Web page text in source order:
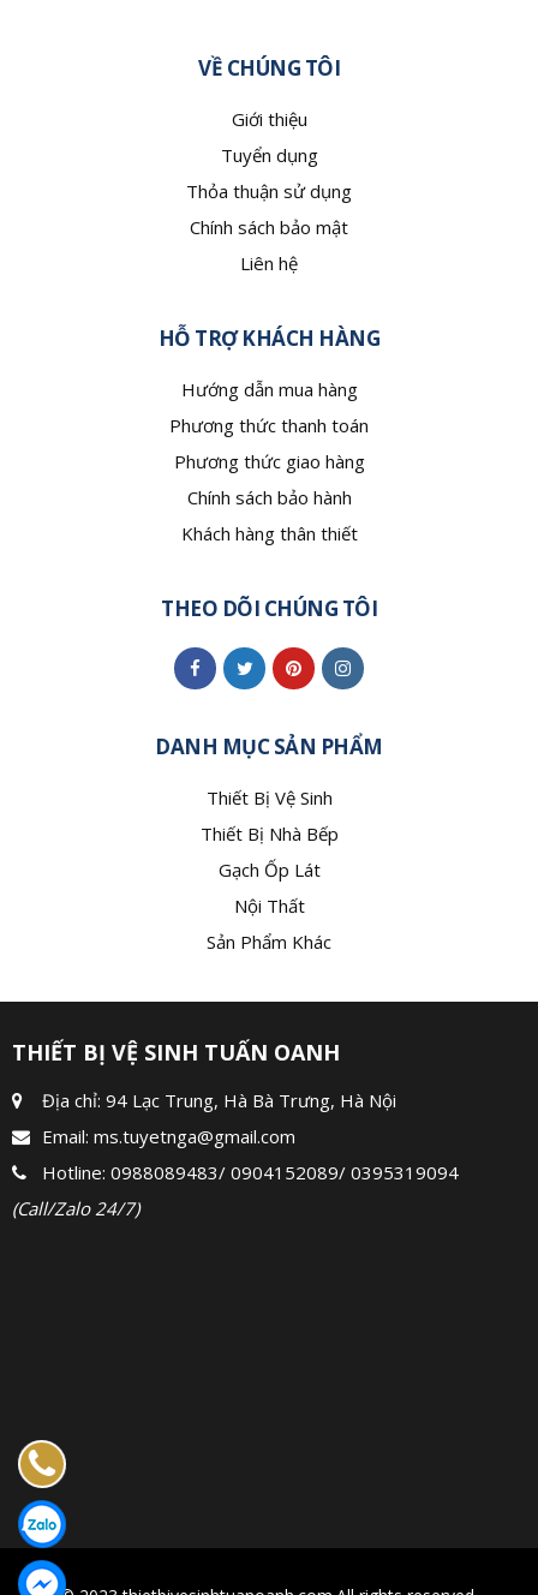
VỀ CHÚNG TÔI
Giới thiệu
Tuyển dụng
Thỏa thuận sử dụng
Chính sách bảo mật
Liên hệ
HỖ TRỢ KHÁCH HÀNG
Hướng dẫn mua hàng
Phương thức thanh toán
Phương thức giao hàng
Chính sách bảo hành
Khách hàng thân thiết
THEO DÕI CHÚNG TÔI
DANH MỤC SẢN PHẨM
Thiết Bị Vệ Sinh
Thiết Bị Nhà Bếp
Gạch Ốp Lát
Nội Thất
Sản Phẩm Khác
THIẾT BỊ VỆ SINH TUẤN OANH
Địa chỉ: 94 Lạc Trung, Hà Bà Trưng, Hà Nội
Email: ms.tuyetnga@gmail.com
Hotline: 0988089483/ 0904152089/ 0395319094
(Call/Zalo 24/7)